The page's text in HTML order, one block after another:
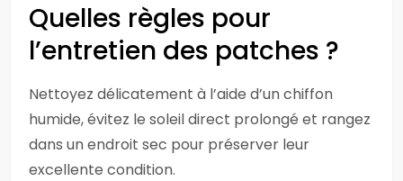
Quelles règles pour
l’entretien des patches ?
Nettoyez délicatement à l’aide d’un chiffon
humide, évitez le soleil direct prolongé et rangez
dans un endroit sec pour préserver leur
excellente condition.